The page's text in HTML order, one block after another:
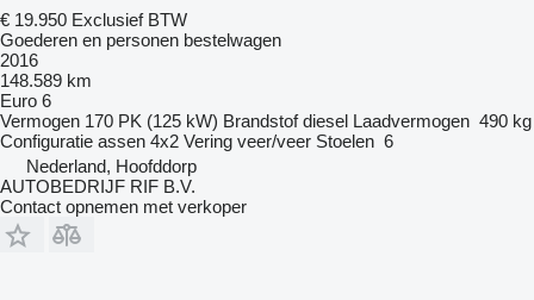
€ 19.950 Exclusief BTW
Goederen en personen bestelwagen
2016
148.589 km
Euro 6
Vermogen 170 PK (125 kW) Brandstof diesel Laadvermogen 490 kg
Configuratie assen 4x2 Vering veer/veer Stoelen 6
Nederland, Hoofddorp
AUTOBEDRIJF RIF B.V.
Contact opnemen met verkoper